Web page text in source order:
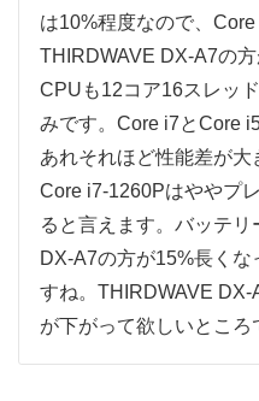
は10%程度なので、
THIRDWAVE DX-A7の
CPUも12コア16スレッ
みです。Core i7とCore
あれそれほど性能差が大
Core i7-1260Pはややプ
ると言えます。バッテ
DX-A7の方が15%長くな
すね。THIRDWAVE
が下がって欲しいところ